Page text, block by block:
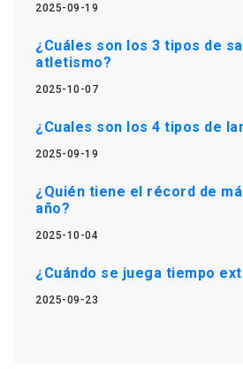
2025-09-19
¿Cuáles son los 3 tipos de
atletismo?
2025-10-07
¿Cuales son los 4 tipos de
2025-09-19
¿Quién tiene el récord de
año?
2025-10-04
¿Cuándo se juega tiempo
2025-09-23